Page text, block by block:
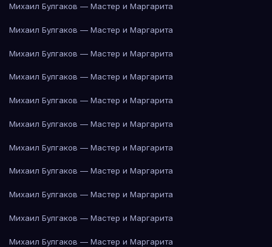
Михаил Булгаков — Мастер и Маргарита
Михаил Булгаков — Мастер и Маргарита
Михаил Булгаков — Мастер и Маргарита
Михаил Булгаков — Мастер и Маргарита
Михаил Булгаков — Мастер и Маргарита
Михаил Булгаков — Мастер и Маргарита
Михаил Булгаков — Мастер и Маргарита
Михаил Булгаков — Мастер и Маргарита
Михаил Булгаков — Мастер и Маргарита
Михаил Булгаков — Мастер и Маргарита
Михаил Булгаков — Мастер и Маргарита